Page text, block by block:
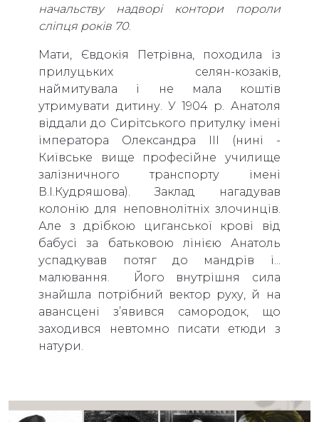
начальству надворі контори пороли
сліпця років 70.
Мати, Євдокія Петрівна, походила із
прилуцьких селян-козаків,
наймитувала і не мала коштів
утримувати дитину. У 1904 р. Анатоля
віддали до Сирітського притулку імені
імператора Олександра ІІІ (нині -
Київське вище професійне училище
залізничного транспорту імені
В.І.Кудряшова). Заклад нагадував
колонію для неповнолітніх злочинців.
Але з дрібкою циганської крові від
бабусі за батьковою лінією Анатоль
успадкував потяг до мандрів і...
малювання. Його внутрішня сила
знайшла потрібний вектор руху, й на
авансцені з’явився самородок, що
заходився невтомно писати етюди з
натури.